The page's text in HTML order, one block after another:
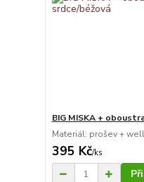
BIG MISKA +
Materiál: prošev +
395 Kč/ks